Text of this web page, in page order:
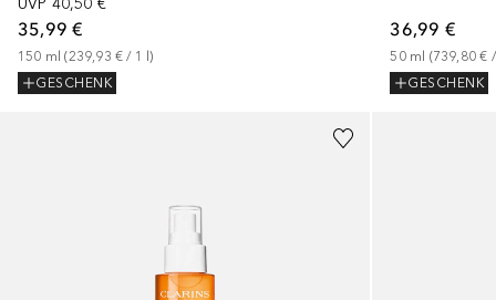
35,99 €
150 ml (239,93 € / 1 l)
GESCHENK
36,99 €
50 ml (739,80 €
GESCHENK